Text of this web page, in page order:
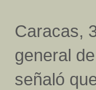
Caracas,
general
señaló